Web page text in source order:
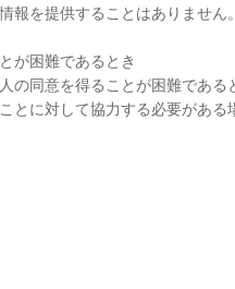
を提供することはありませ
が困難であるとき
の同意を得ることが困難である
に対して協力する必要があ